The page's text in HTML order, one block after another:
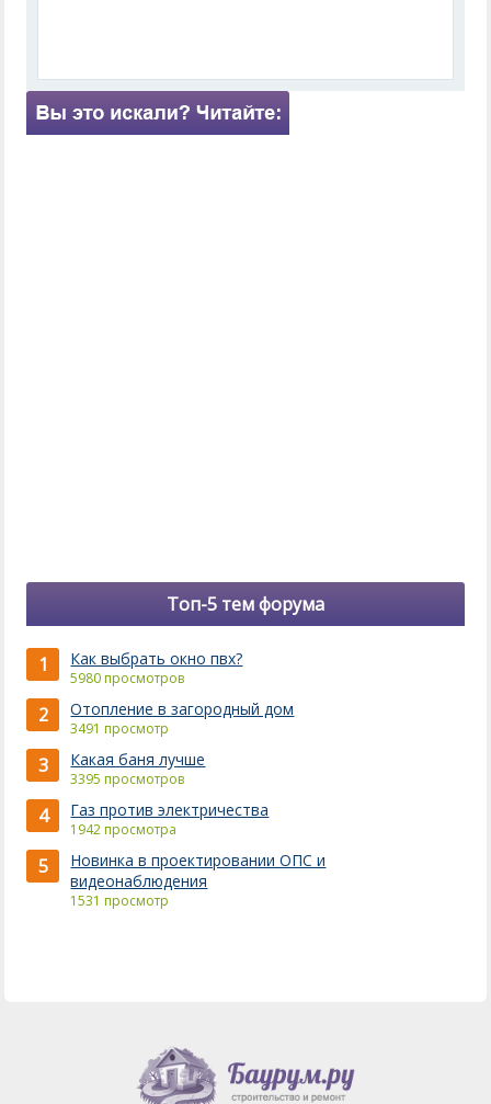
Топ-5 тем форума
1 Как выбрать окно пвх?
5980 просмотров
2 Отопление в загородный дом
3491 просмотр
3 Какая баня лучше
3395 просмотров
4 Газ против электричества
1942 просмотра
5
Новинка в проектировании ОПС и
видеонаблюдения
1531 просмотр